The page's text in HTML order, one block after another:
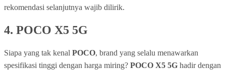
rekomendasi selanjutnya wajib dilirik.
4. POCO X5 5G
Siapa yang tak kenal POCO, brand yang selalu menawarkan
spesifikasi tinggi dengan harga miring? POCO X5 5G hadir dengan